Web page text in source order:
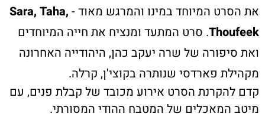
את הסרט המיוחד במינו והמרגש מאוד - Sara, Taha,
Thoufeek. סרט המתעד ומנציח את חייה המיוחדים
ואת סיפורה של שרה יעקב כהן, היהודייה האחרונה
מקהילת פארדסי שנותרה בקוצי'ן, קרלה.
קדם להקרנת הסרט אירוע מכובד של קבלת פנים, עם
מיטב המאכלים של המטבח ההודי המסורתי.